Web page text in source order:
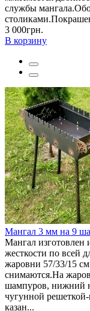
службы
3 000грн.
В корзину
Мангал 3 мм на 9
Мангал изготовлен
жесткости по всей
жаровни 57/33/15
снимаются.На
шампуров, нижний
чугунной
казан...